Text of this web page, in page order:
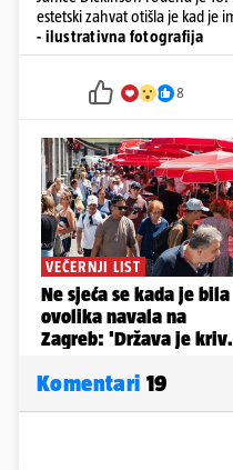
estetski zahvat otišla je kad je
- ilustrativna fotografija
8
Komentari 19